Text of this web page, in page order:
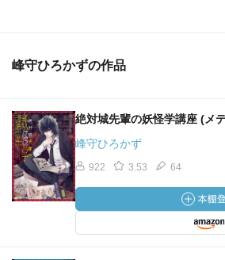
峰守ひろかずの作品
絶対城先輩の妖怪学講座 (メ
峰守ひろかず
922 3.53 64